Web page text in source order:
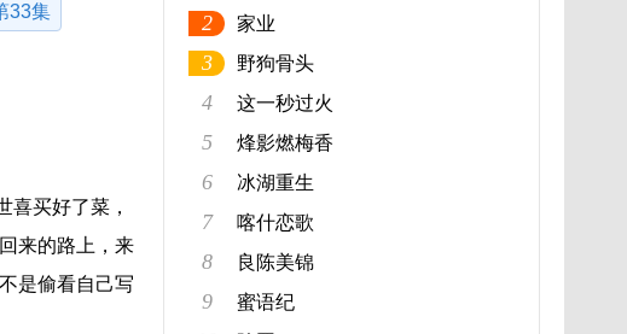
33集
买好了菜，
来的路上，来
是偷看自己写
2 家业
3 野狗骨头
4 这一秒过火
5 烽影燃梅香
6 冰湖重生
7 喀什恋歌
8 良陈美锦
9 蜜语纪